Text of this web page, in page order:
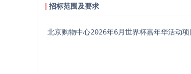
招标范围及要求
北京购物中心2026年6月世界杯嘉年华活动